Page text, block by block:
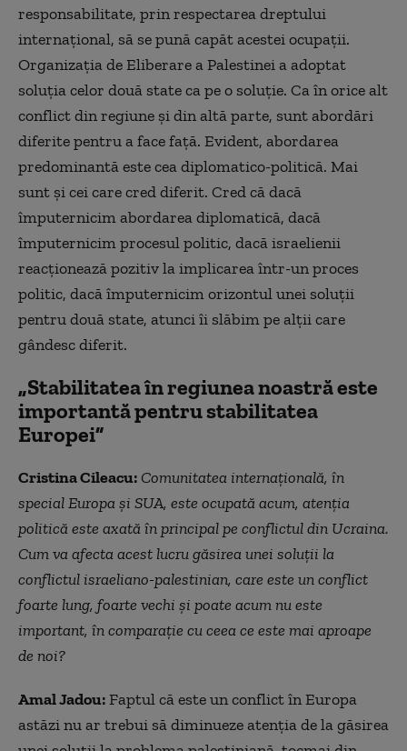
responsabilitate, prin respectarea dreptului
internațional, să se pună capăt acestei ocupații.
Organizaţia de Eliberare a Palestinei a adoptat
soluția celor două state ca pe o soluţie. Ca în orice alt
conflict din regiune și din altă parte, sunt abordări
diferite pentru a face față. Evident, abordarea
predominantă este cea diplomatico-politică. Mai
sunt şi cei care cred diferit. Cred că dacă
împuternicim abordarea diplomatică, dacă
împuternicim procesul politic, dacă israelienii
reacţionează pozitiv la implicarea într-un proces
politic, dacă împuternicim orizontul unei soluţii
pentru două state, atunci îi slăbim pe alţii care
gândesc diferit.
„Stabilitatea în regiunea noastră este
importantă pentru stabilitatea
Europei”
Cristina Cileacu: Comunitatea internațională, în
special Europa și SUA, este ocupată acum, atenția
politică este axată în principal pe conflictul din Ucraina.
Cum va afecta acest lucru găsirea unei soluții la
conflictul israeliano-palestinian, care este un conflict
foarte lung, foarte vechi și poate acum nu este
important, în comparație cu ceea ce este mai aproape
de noi?
Amal Jadou:Faptul că este un conflict în Europa
astăzi nu ar trebui să diminueze atenția de la găsirea